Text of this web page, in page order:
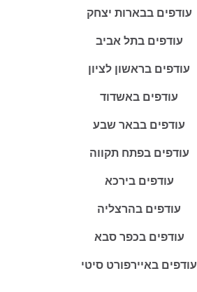
עודפים בבארות יצחק
עודפים בתל אביב
עודפים בראשון לציון
עודפים באשדוד
עודפים בבאר שבע
עודפים בפתח תקווה
עודפים בירכא
עודפים בהרצליה
עודפים בכפר סבא
עודפים באיירפורט סיטי